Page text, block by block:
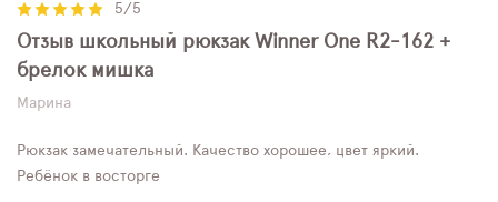
5/5
Отзыв школьный рюкзак Winner One R2-162 +
брелок мишка
Марина
Рюкзак замечательный. Качество хорошее, цвет яркий.
Ребёнок в восторге